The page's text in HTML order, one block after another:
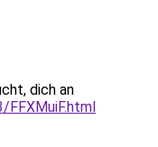
dich an